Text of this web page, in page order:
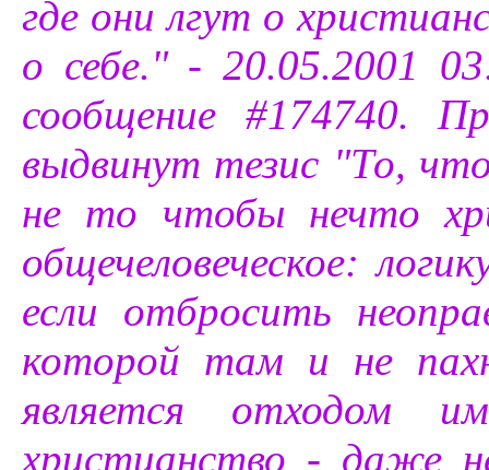
где они лгут о
о себе." - 20.05.2001
сообщение #174740.
выдвинут тезис "То,
не то чтобы нечто
общечеловеческое:
если отбросить
которой там и не
является отходом
христианство - даже